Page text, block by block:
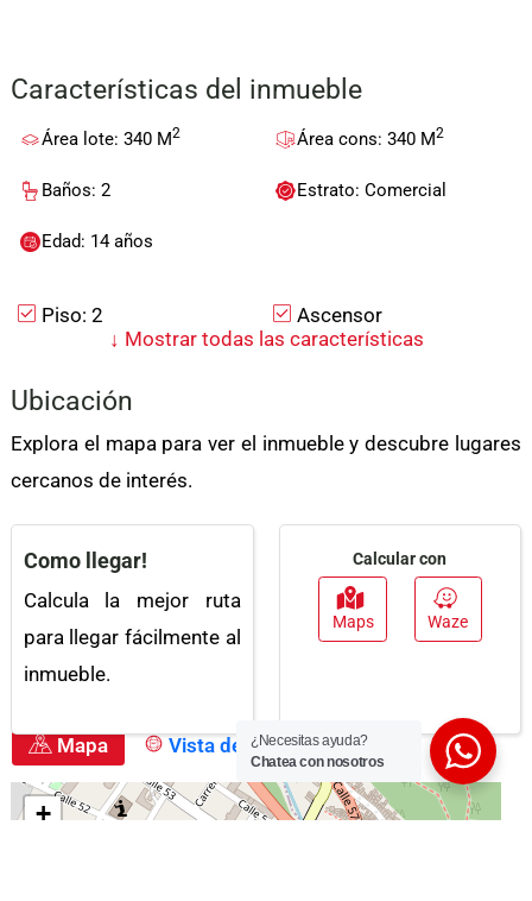
Características del inmueble
Área lote: 340 M2 Área cons: 340 M2
Baños: 2 Estrato: Comercial
Edad: 14 años
Piso: 2
Ascensor
Agua
Circuito Cerrado De Tv
Trans. Público Cercano
Mármol
Colegios /
Universidades
Zona Comercial
↓ Mostrar todas las características
Ubicación
Explora el mapa para ver el inmueble y descubre lugares
cercanos de interés.
Como llegar!
Calcula la mejor ruta
para llegar fácilmente al
inmueble.
Calcular con
Maps Waze
Mapa Vista de la calle¿Necesitas ayuda?
Chatea con nosotros